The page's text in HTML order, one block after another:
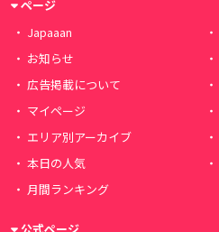
ページ
Japaaan
お知らせ
広告掲載について
マイページ
エリア別アーカイブ
本日の人気
月間ランキング